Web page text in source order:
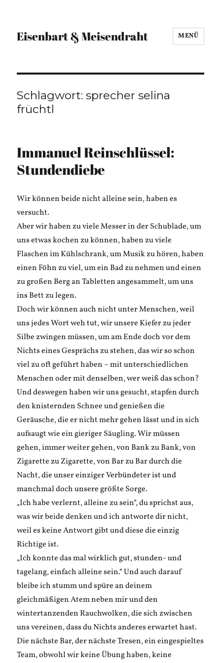
Eisenbart & Meisendraht MENÜ
Schlagwort:sprecher selina
früchtl
Immanuel Reinschlüssel:
Stundendiebe
Wir können beide nicht alleine sein, haben es
versucht.
Aber wir haben zu viele Messer in der Schublade, um
uns etwas kochen zu können, haben zu viele
Flaschen im Kühlschrank, um Musik zu hören, haben
einen Föhn zu viel, um ein Bad zu nehmen und einen
zu großen Berg an Tabletten angesammelt, um uns
ins Bett zu legen.
Doch wir können auch nicht unter Menschen, weil
uns jedes Wort weh tut, wir unsere Kiefer zu jeder
Silbe zwingen müssen, um am Ende doch vor dem
Nichts eines Gesprächs zu stehen, das wir so schon
viel zu oft geführt haben – mit unterschiedlichen
Menschen oder mit denselben, wer weiß das schon?
Und deswegen haben wir uns gesucht, stapfen durch
den knisternden Schnee und genießen die
Geräusche, die er nicht mehr gehen lässt und in sich
aufsaugt wie ein gieriger Säugling. Wir müssen
gehen, immer weiter gehen, von Bank zu Bank, von
Zigarette zu Zigarette, von Bar zu Bar durch die
Nacht, die unser einziger Verbündeter ist und
manchmal doch unsere größte Sorge.
„Ich habe verlernt, alleine zu sein“, du sprichst aus,
was wir beide denken und ich antworte dir nicht,
weil es keine Antwort gibt und diese die einzig
Richtige ist.
„Ich konnte das mal wirklich gut, stunden- und
tagelang, einfach alleine sein.“ Und auch darauf
bleibe ich stumm und spüre an deinem
gleichmäßigen Atem neben mir und den
wintertanzenden Rauchwolken, die sich zwischen
uns vereinen, dass du Nichts anderes erwartet hast.
Die nächste Bar, der nächste Tresen, ein eingespieltes
Team, obwohl wir keine Übung haben, keine